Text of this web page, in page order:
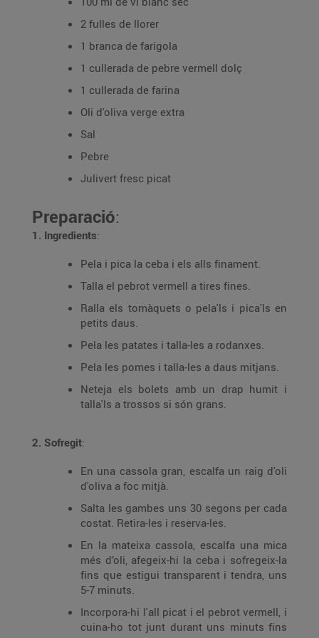
2 fulles de llorer
1 branca de farigola
1 cullerada de pebre vermell dolç
1 cullerada de farina
Oli d'oliva verge extra
Sal
Pebre
Julivert fresc picat
Preparació:
1. Ingredients:
Pela i pica la ceba i els alls finament.
Talla el pebrot vermell a tires fines.
Ralla els tomàquets o pela'ls i pica'ls en
petits daus.
Pela les patates i talla-les a rodanxes.
Pela les pomes i talla-les a daus mitjans.
Neteja els bolets amb un drap humit i
talla'ls a trossos si són grans.
2. Sofregit:
En una cassola gran, escalfa un raig d'oli
d'oliva a foc mitjà.
Salta les gambes uns 30 segons per cada
costat. Retira-les i reserva-les.
En la mateixa cassola, escalfa una mica
més d’oli, afegeix-hi la ceba i sofregeix-la
fins que estigui transparent i tendra, uns
5-7 minuts.
Incorpora-hi l'all picat i el pebrot vermell, i
cuina-ho tot junt durant uns minuts fins